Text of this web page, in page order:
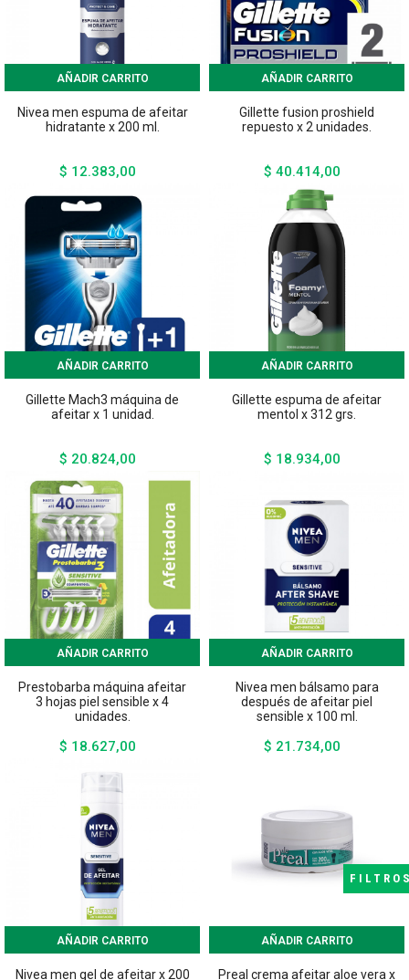
AÑADIR CARRITO
Nivea men espuma de afeitar
hidratante x 200 ml.
$ 12.383,00
AÑADIR CARRITO
Gillette fusion proshield
repuesto x 2 unidades.
$ 40.414,00
AÑADIR CARRITO
Gillette Mach3 máquina de
afeitar x 1 unidad.
$ 20.824,00
AÑADIR CARRITO
Gillette espuma de afeitar
mentol x 312 grs.
$ 18.934,00
AÑADIR CARRITO
Prestobarba máquina afeitar
3 hojas piel sensible x 4
unidades.
$ 18.627,00
AÑADIR CARRITO
Nivea men bálsamo para
después de afeitar piel
sensible x 100 ml.
$ 21.734,00
AÑADIR CARRITO
Nivea men gel de afeitar x 200
AÑADIR CARRITO
Preal crema afeitar aloe vera x